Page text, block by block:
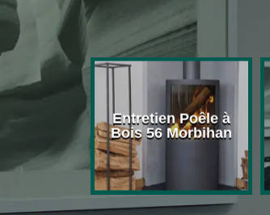
Entretien Poêle à
Bois 56 Morbihan